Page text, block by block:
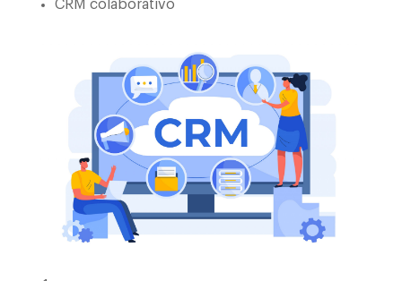
CRM colaborativo